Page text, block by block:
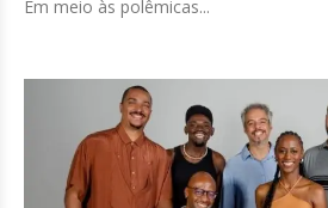
Em meio às polêmicas...